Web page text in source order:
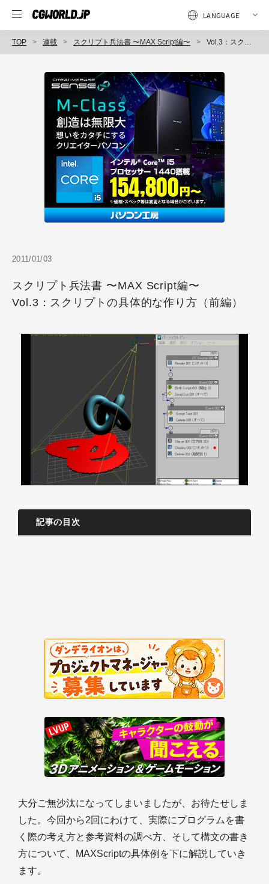
TOP 連載 スクリプト兵法書 〜MAX Script編〜 Vol.3：スクリプトの具体的な作り方（前編）
2011/01/03
スクリプト兵法書 〜MAX Script編〜
Vol.3：スクリプトの具体的な作り方（前編）
記事の目次
大分ご無沙汰になってしまいましたが、お待たせしま
した。今回から2回にわけて、実際にプログラムを書
く際の考え方と参考資料の調べ方、そして構文の書き
方について、MAXScriptの具体例を下に解説していき
ます。